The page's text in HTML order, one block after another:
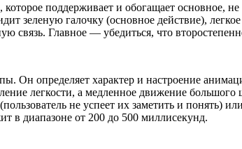
поддерживает и обогащает основное,
зеленую галочку (основное действие),
связь. Главное — убедиться, что
Он определяет характер и настроение
легкости, а медленное движение
не успеет их заметить и понять)
в диапазоне от 200 до 500 миллисекунд.